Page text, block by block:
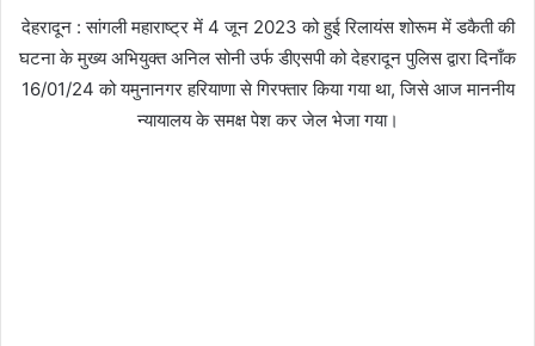
देहरादून : सांगली महाराष्ट्र में 4 जून 2023 को हुई रिलायंस शोरूम में डकैती की
घटना के मुख्य अभियुक्त अनिल सोनी उर्फ डीएसपी को देहरादून पुलिस द्वारा दिनाँक
16/01/24 को यमुनानगर हरियाणा से गिरफ्तार किया गया था, जिसे आज माननीय
न्यायालय के समक्ष पेश कर जेल भेजा गया।